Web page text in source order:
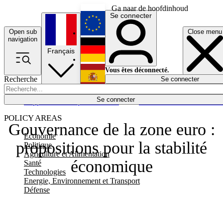
Ga naar de hoofdinhoud
Open sub
navigation
Close menu
Recherche
Se connecter
POLICY AREAS
Economie
Politique
Agriculture et Alimentation
Santé
Technologies
Energie, Environnement et Transport
Défense
Économie
Français
English
Deutsch
Español
Se connecter
Vous êtes déconnecté.
Se connecter
Gouvernance de la zone euro :
propositions pour la stabilité
économique